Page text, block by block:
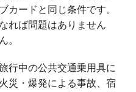
カードと同じ条件です。
れば問題はありません
。
行中の公共交通乗用具に
災・爆発による事故、宿